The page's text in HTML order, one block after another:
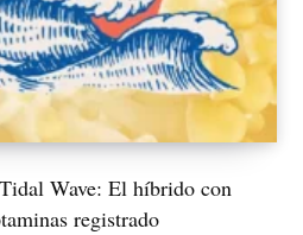
Wave: El híbrido con
registrado